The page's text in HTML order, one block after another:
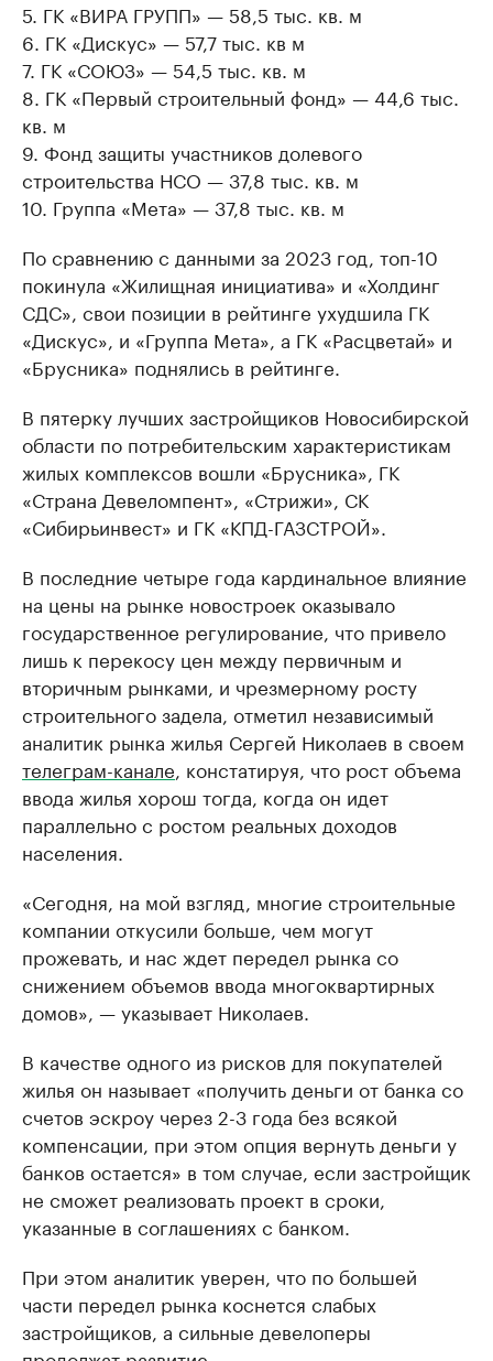
5. ГК «ВИРА ГРУПП» — 58,5 тыс. кв. м
6. ГК «Дискус» — 57,7 тыс. кв м
7. ГК «СОЮЗ» — 54,5 тыс. кв. м
8. ГК «Первый строительный фонд» — 44,6 тыс.
кв. м
9. Фонд защиты участников долевого
строительства НСО — 37,8 тыс. кв. м
10. Группа «Мета» — 37,8 тыс. кв. м
По сравнению с данными за 2023 год, топ-10
покинула «Жилищная инициатива» и «Холдинг
СДС», свои позиции в рейтинге ухудшила ГК
«Дискус», и «Группа Мета», а ГК «Расцветай» и
«Брусника» поднялись в рейтинге.
В пятерку лучших застройщиков Новосибирской
области по потребительским характеристикам
жилых комплексов вошли «Брусника», ГК
«Страна Девеломпент», «Стрижи», СК
«Сибирьинвест» и ГК «КПД-ГАЗСТРОЙ».
В последние четыре года кардинальное влияние
на цены на рынке новостроек оказывало
государственное регулирование, что привело
лишь к перекосу цен между первичным и
вторичным рынками, и чрезмерному росту
строительного задела, отметил независимый
аналитик рынка жилья Сергей Николаев в своем
телеграм-канале , констатируя, что рост объема
ввода жилья хорош тогда, когда он идет
параллельно с ростом реальных доходов
населения.
«Сегодня, на мой взгляд, многие строительные
компании откусили больше, чем могут
прожевать, и нас ждет передел рынка со
снижением объемов ввода многоквартирных
домов», — указывает Николаев.
В качестве одного из рисков для покупателей
жилья он называет «получить деньги от банка со
счетов эскроу через 2-3 года без всякой
компенсации, при этом опция вернуть деньги у
банков остается» в том случае, если застройщик
не сможет реализовать проект в сроки,
указанные в соглашениях с банком.
При этом аналитик уверен, что по большей
части передел рынка коснется слабых
застройщиков, а сильные девелоперы